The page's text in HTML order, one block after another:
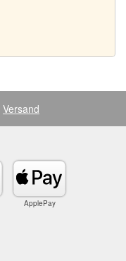
Versand
ApplePay